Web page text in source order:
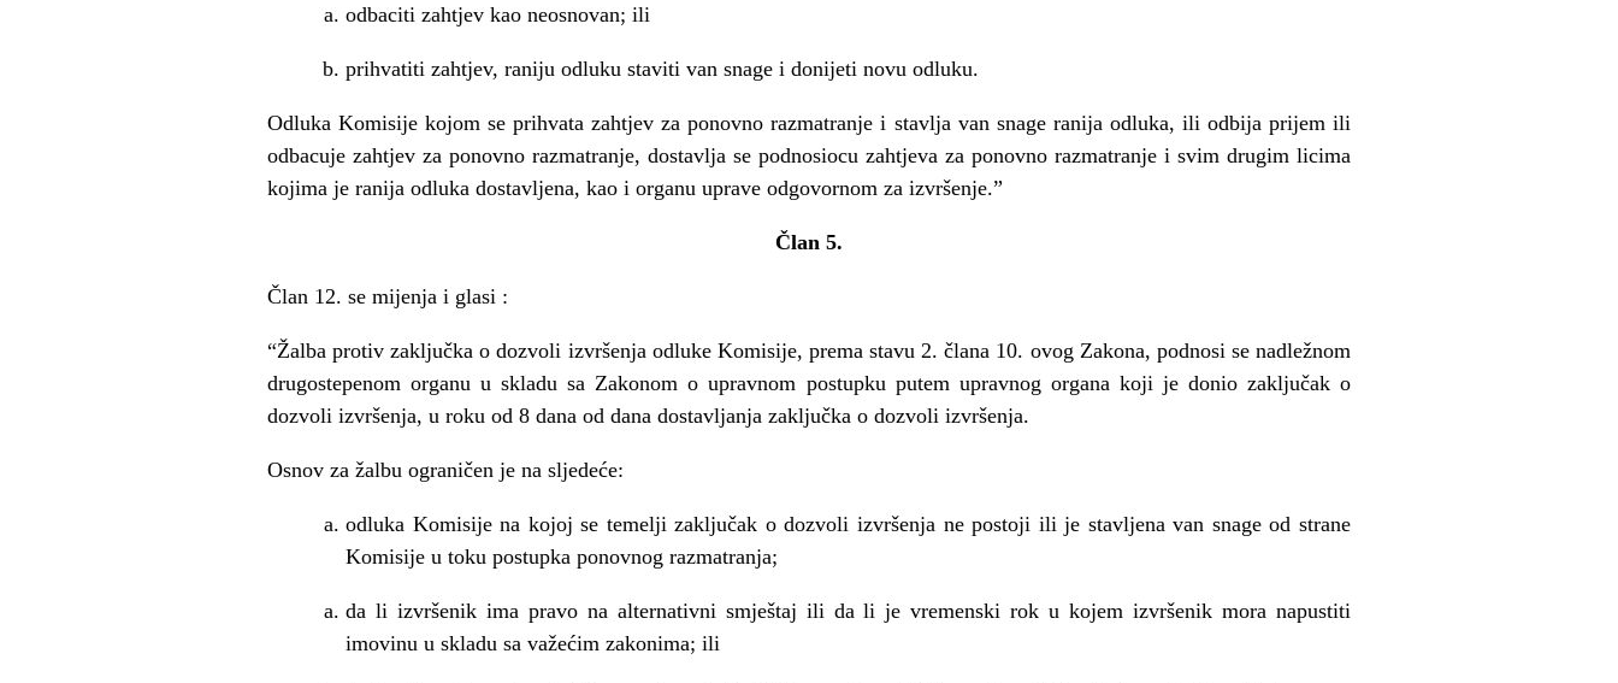
odbaciti zahtjev kao neosnovan; ili
prihvatiti zahtjev, raniju odluku staviti van snage i donijeti novu odluku.
Odluka Komisije kojom se prihvata zahtjev za ponovno razmatranje i stavlja van snage ranija odluka, ili odbija prijem ili
odbacuje zahtjev za ponovno razmatranje, dostavlja se podnosiocu zahtjeva za ponovno razmatranje i svim drugim licima
kojima je ranija odluka dostavljena, kao i organu uprave odgovornom za izvršenje.”
Član 5.
Član 12. se mijenja i glasi :
“Žalba protiv zaključka o dozvoli izvršenja odluke Komisije, prema stavu 2.člana 10. ovog Zakona, podnosi se nadležnom
drugostepenom organu u skladu sa Zakonom o upravnom postupku putem upravnog organa koji je donio zaključak o
dozvoli izvršenja, u roku od 8 dana od dana dostavljanja zaključka o dozvoli izvršenja.
Osnov za žalbu ograničen je na sljedeće:
odluka Komisije na kojoj se temelji zaključak o dozvoli izvršenja ne postoji ili je stavljena van snage od strane
Komisije u toku postupka ponovnog razmatranja;
da li izvršenik ima pravo na alternativni smještaj ili da li je vremenski rok u kojem izvršenik mora napustiti
imovinu u skladu sa važećim zakonima; ili